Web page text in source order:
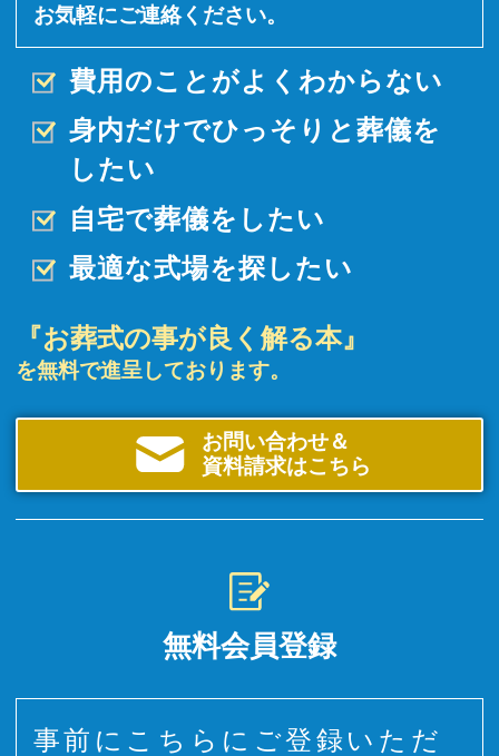
お気軽にご連絡ください。
費用のことがよくわからない
身内だけでひっそりと 葬儀を
したい
自宅で葬儀をしたい
最適な式場を探したい
『お葬式の事が良く解る本』
を無料で進呈しております。
お問い合わせ＆
資料請求はこちら
無料会員登録
事前にこちらにご登録いただ